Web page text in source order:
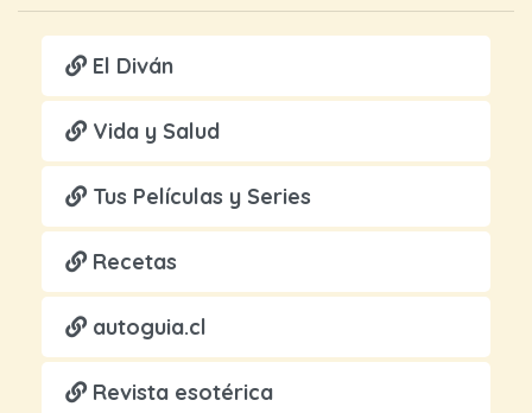
El Diván
Vida y Salud
Tus Películas y Series
Recetas
autoguia.cl
Revista esotérica